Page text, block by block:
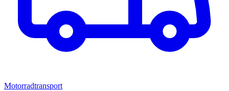
Motorradtransport